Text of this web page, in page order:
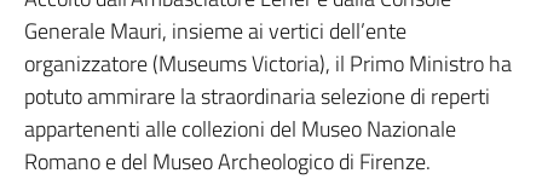
Generale Mauri, insieme ai vertici dell’ente
organizzatore (Museums Victoria), il Primo Ministro ha
potuto ammirare la straordinaria selezione di reperti
appartenenti alle collezioni del Museo Nazionale
Romano e del Museo Archeologico di Firenze.